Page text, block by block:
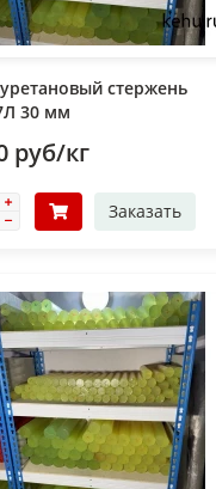
стержень
30 мм
руб/кг
Заказать